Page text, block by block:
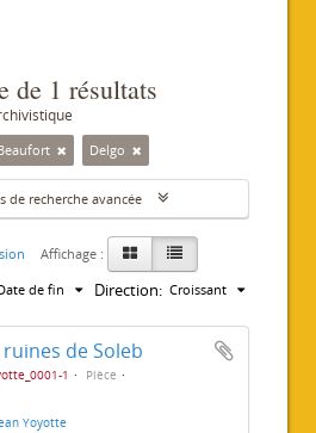
de 1 résultats
Delgo
de recherche avancée
Affichage :
de fin Direction: Croissant
de Soleb
1
Pièce
Yoyotte